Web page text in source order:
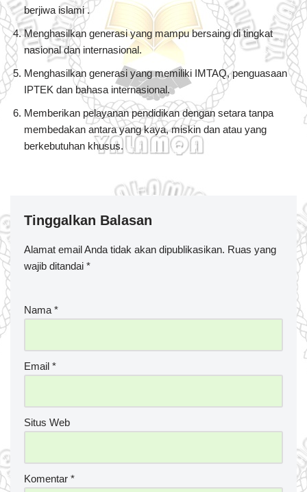
berjiwa islami .
Menghasilkan generasi yang mampu bersaing di tingkat
nasional dan internasional.
Menghasilkan generasi yang memiliki IMTAQ, penguasaan
IPTEK dan bahasa internasional.
Memberikan pelayanan pendidikan dengan setara tanpa
membedakan antara yang kaya, miskin dan atau yang
berkebutuhan khusus.
Tinggalkan Balasan
Alamat email Anda tidak akan dipublikasikan. Ruas yang
wajib ditandai *
Nama *
Email *
Situs Web
Komentar *